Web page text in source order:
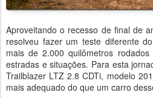
Aproveitando o recesso de final de
resolveu fazer um teste diferente
mais de 2.000 quilômetros
estradas e situações. Para esta
Trailblazer LTZ 2.8 CDTi, modelo
mais adequado do que um carro